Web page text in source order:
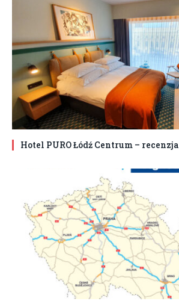
Hotel PURO Łódź Centrum – recenzja